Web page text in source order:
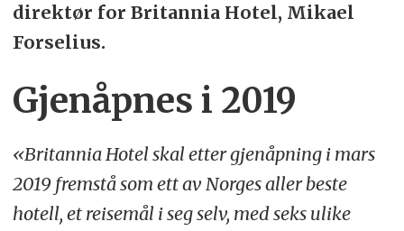
direktør for Britannia Hotel, Mikael
Forselius.
Gjenåpnes i 2019
«Britannia Hotel skal etter gjenåpning i mars
2019 fremstå som ett av Norges aller beste
hotell, et reisemål i seg selv, med seks ulike